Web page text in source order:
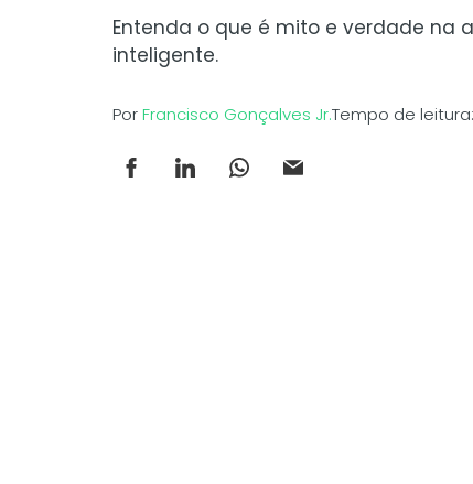
Entenda o que é mito e verdade na
inteligente.
PorFrancisco Gonçalves Jr.Tempo de